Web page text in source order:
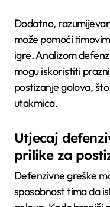
Dodatno,
može pomoći
igre. Analizom
mogu iskoristiti
postizanje golova,
utakmica.
Utjecaj
prilike za
Defenzivne greške
sposobnost tima da